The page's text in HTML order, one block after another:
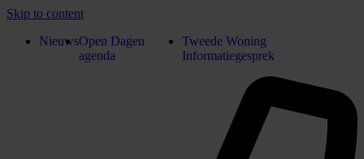
Skip to content
NieuwsOpen Dagen
agenda
Tweede Woning
Informatiegesprek